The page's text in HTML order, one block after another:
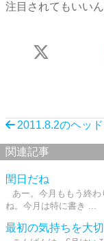
注目されてもいい
2011.8.2のヘッ
関連記事
閏日だね
あー。今月ももう終
ね。今月は特に書き ...
最初の気持ちを大